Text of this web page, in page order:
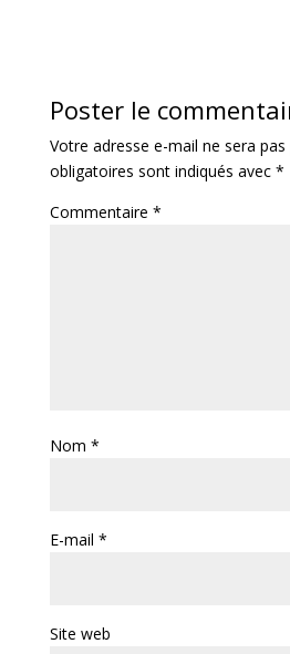
Poster le
Votre adresse e-mail ne sera pas
obligatoires sont indiqués avec *
Commentaire *
Nom *
E-mail *
Site web